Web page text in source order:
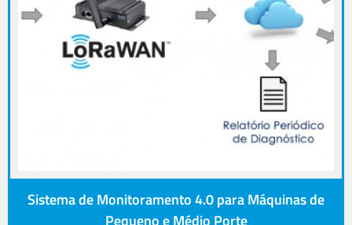
Sistema de Monitoramento 4.0 para Máquinas de
Pequeno e Médio Porte